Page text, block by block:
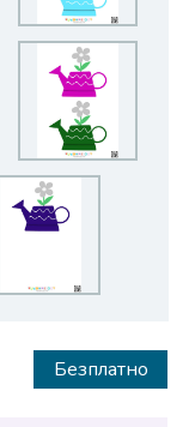
Безплатно